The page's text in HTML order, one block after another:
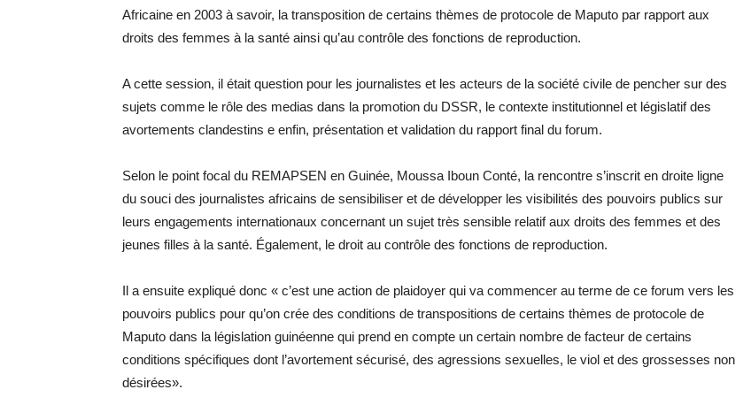
Africaine en 2003 à savoir, la transposition de certains thèmes de protocole de Maputo par rapport aux
droits des femmes à la santé ainsi qu’au contrôle des fonctions de reproduction.
A cette session, il était question pour les journalistes et les acteurs de la société civile de pencher sur des
sujets comme le rôle des medias dans la promotion du DSSR, le contexte institutionnel et législatif des
avortements clandestins e enfin, présentation et validation du rapport final du forum.
Selon le point focal du REMAPSEN en Guinée, Moussa Iboun Conté, la rencontre s’inscrit en droite ligne
du souci des journalistes africains de sensibiliser et de développer les visibilités des pouvoirs publics sur
leurs engagements internationaux concernant un sujet très sensible relatif aux droits des femmes et des
jeunes filles à la santé. Également, le droit au contrôle des fonctions de reproduction.
Il a ensuite expliqué donc « c’est une action de plaidoyer qui va commencer au terme de ce forum vers les
pouvoirs publics pour qu’on crée des conditions de transpositions de certains thèmes de protocole de
Maputo dans la législation guinéenne qui prend en compte un certain nombre de facteur de certains
conditions spécifiques dont l’avortement sécurisé, des agressions sexuelles, le viol et des grossesses non
désirées».